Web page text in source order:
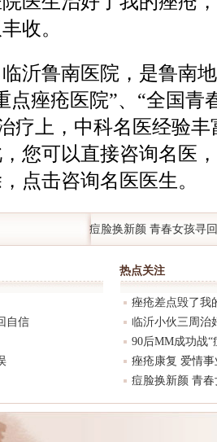
收。
临沂鲁南医院，是鲁南
点痤疮医院”、“全国青
疗上，中科名医经验
您可以直接咨询名医
点击咨询名医医生。
痘脸换新颜 青春女孩寻
自信
热点关注
痤疮差点毁了我
临沂小伙三周治
90后MM成功战“
痤疮康复 爱情
痘脸换新颜 青